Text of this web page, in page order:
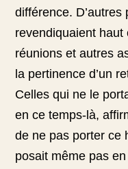
différence.
revendiquaient
réunions et autres
la pertinence d’un
Celles qui ne le
en ce temps-là,
de ne pas porter ce
posait même pas